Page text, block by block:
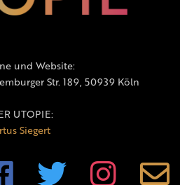
und Website:
Str. 189, 50939 Köln
UTOPIE:
Siegert